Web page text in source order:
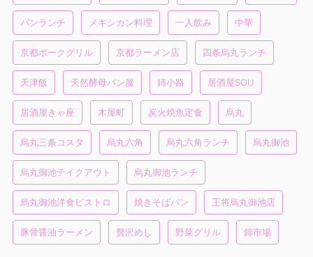
パンランチ メキシカン料理 一人飲み 中華
京都ポークグリル 京都ラーメン店 四条烏丸ランチ
天津飯 天然酵母パン屋 姉小路 居酒屋SOU
居酒屋きゃ座 木屋町 炭火焼魚定食 烏丸
烏丸三条コスタ 烏丸六角 烏丸六角ランチ 烏丸御池
烏丸御池テイクアウト 烏丸御池ランチ
烏丸御池洋食ビストロ 焼きそばパン 王将烏丸御池店
豚骨醤油ラーメン 贅沢めし 野菜グリル 錦市場